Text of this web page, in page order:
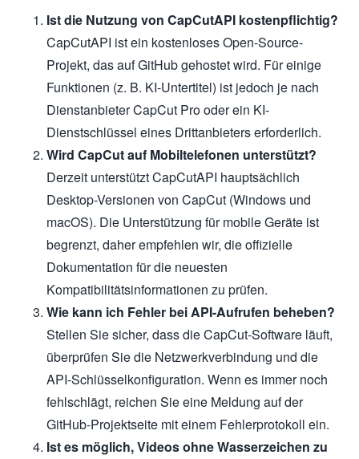
Ist die Nutzung von CapCutAPI kostenpflichtig?
CapCutAPI ist ein kostenloses Open-Source-
Projekt, das auf GitHub gehostet wird. Für einige
Funktionen (z. B. KI-Untertitel) ist jedoch je nach
Dienstanbieter CapCut Pro oder ein KI-
Dienstschlüssel eines Drittanbieters erforderlich.
Wird CapCut auf Mobiltelefonen unterstützt?
Derzeit unterstützt CapCutAPI hauptsächlich
Desktop-Versionen von CapCut (Windows und
macOS). Die Unterstützung für mobile Geräte ist
begrenzt, daher empfehlen wir, die offizielle
Dokumentation für die neuesten
Kompatibilitätsinformationen zu prüfen.
Wie kann ich Fehler bei API-Aufrufen beheben?
Stellen Sie sicher, dass die CapCut-Software läuft,
überprüfen Sie die Netzwerkverbindung und die
API-Schlüsselkonfiguration. Wenn es immer noch
fehlschlägt, reichen Sie eine Meldung auf der
GitHub-Projektseite mit einem Fehlerprotokoll ein.
Ist es möglich, Videos ohne Wasserzeichen zu